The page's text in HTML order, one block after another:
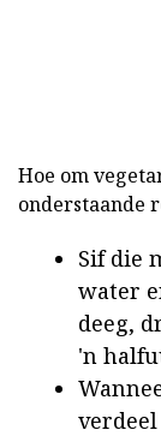
Hoe om
onderstaande
Sif die
water
deeg,
'n